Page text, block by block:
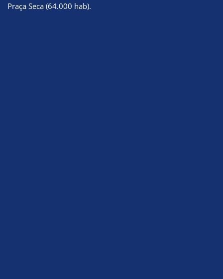
Praça Seca (64.000 hab).